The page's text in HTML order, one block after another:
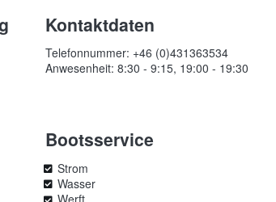
Kontaktdaten
Telefonnummer: +46 (0)431363534
Anwesenheit: 8:30 - 9:15, 19:00 - 19:30
Bootsservice
Strom
Wasser